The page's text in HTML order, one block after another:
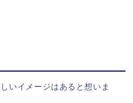
いイメージはあると想いま